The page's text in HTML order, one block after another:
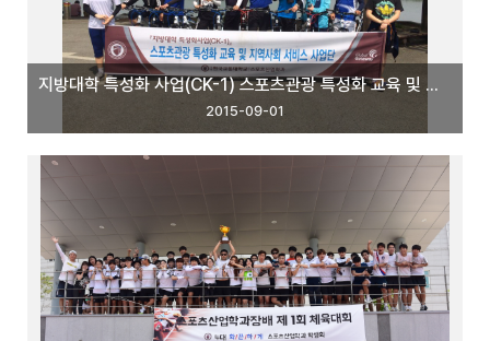
지방대학 특성화 사업(CK-1) 스포츠관광 특성화 교육 및 지역 서비스 사업단
2015-09-01